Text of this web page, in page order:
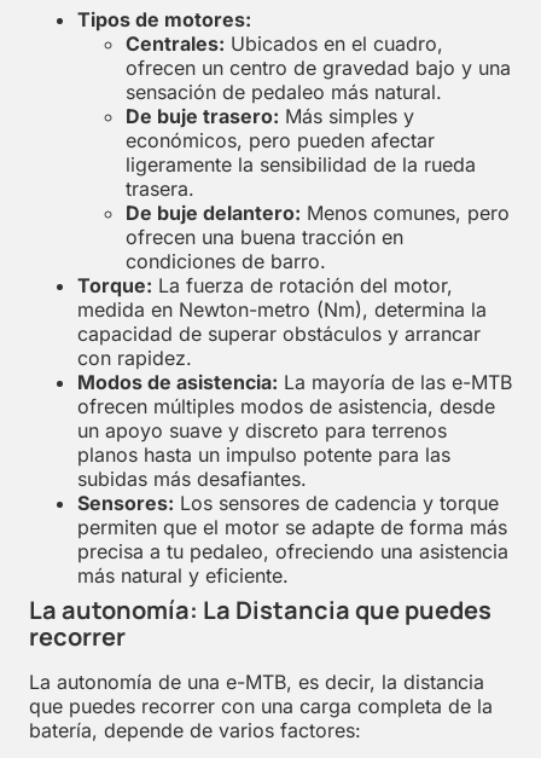
Tipos de motores:
Centrales: Ubicados en el cuadro,
ofrecen un centro de gravedad bajo y una
sensación de pedaleo más natural.
De buje trasero: Más simples y
económicos, pero pueden afectar
ligeramente la sensibilidad de la rueda
trasera.
De buje delantero: Menos comunes, pero
ofrecen una buena tracción en
condiciones de barro.
Torque: La fuerza de rotación del motor,
medida en Newton-metro (Nm), determina la
capacidad de superar obstáculos y arrancar
con rapidez.
Modos de asistencia: La mayoría de las e-MTB
ofrecen múltiples modos de asistencia, desde
un apoyo suave y discreto para terrenos
planos hasta un impulso potente para las
subidas más desafiantes.
Sensores: Los sensores de cadencia y torque
permiten que el motor se adapte de forma más
precisa a tu pedaleo, ofreciendo una asistencia
más natural y eficiente.
La autonomía: La Distancia que puedes
recorrer
La autonomía de una e-MTB, es decir, la distancia
que puedes recorrer con una carga completa de la
batería, depende de varios factores: